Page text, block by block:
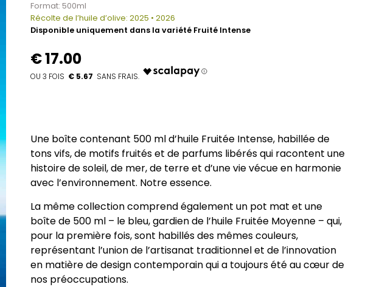
Format: 500ml
Récolte de l’huile d’olive: 2025 • 2026
Disponible uniquement dans la variété Fruité Intense
€17.00
€ 5.67
Une boîte contenant 500 ml d’huile Fruitée Intense, habillée de
tons vifs, de motifs fruités et de parfums libérés qui racontent une
histoire de soleil, de mer, de terre et d’une vie vécue en harmonie
avec l’environnement. Notre essence.
La même collection comprend également un pot mat et une
boîte de 500 ml – le bleu, gardien de l’huile Fruitée Moyenne – qui,
pour la première fois, sont habillés des mêmes couleurs,
représentant l’union de l’artisanat traditionnel et de l’innovation
en matière de design contemporain qui a toujours été au cœur de
nos préoccupations.